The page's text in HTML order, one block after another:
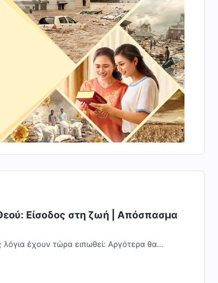
Είσοδος στη ζωή | Απόσπασμα
λόγια έχουν τώρα ειπωθεί: Αργότερα θα